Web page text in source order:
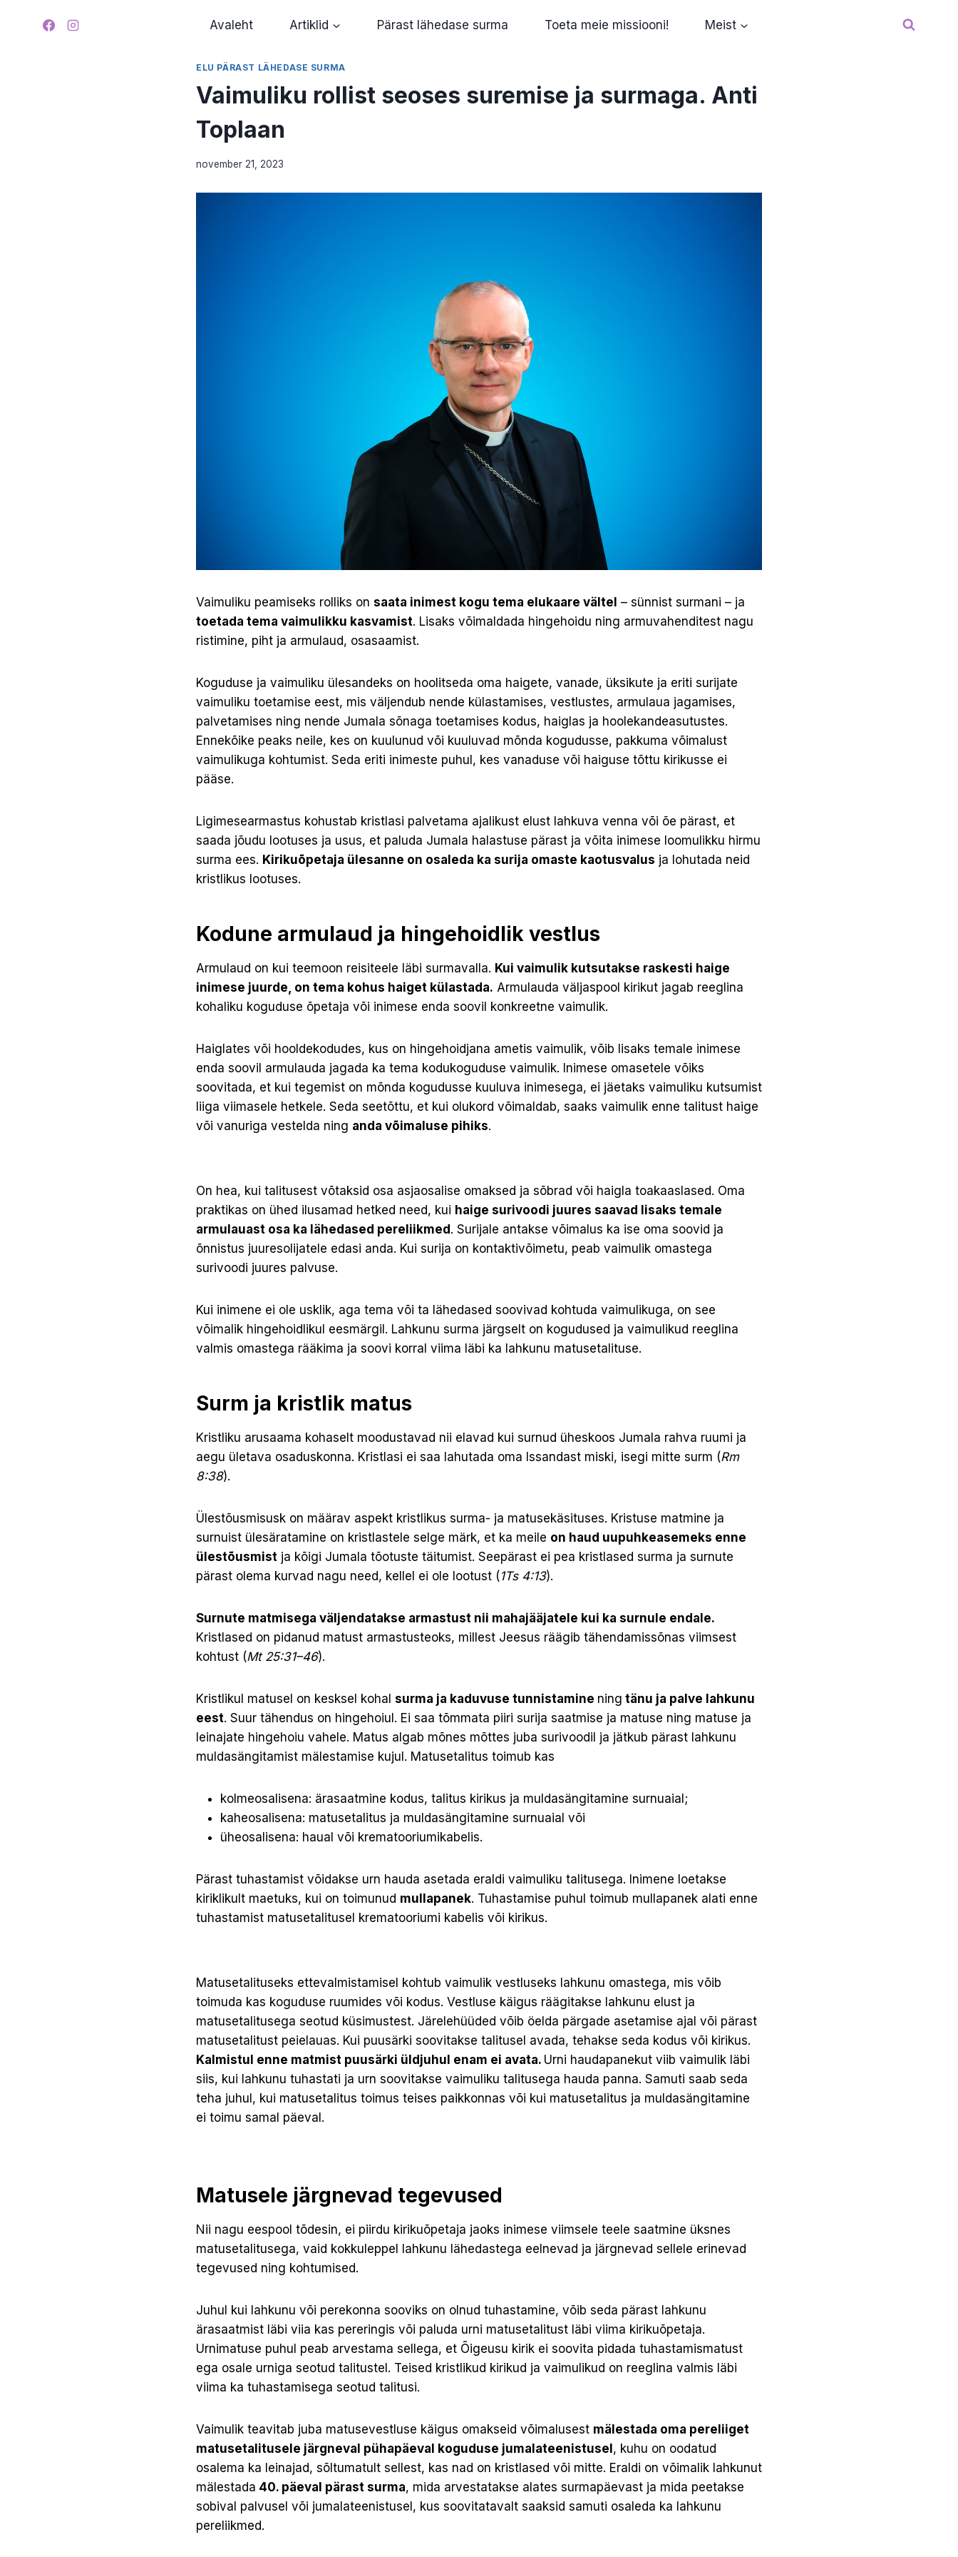
Avaleht Artiklid Pärast lähedase surma Toeta meie missiooni! Meist
ELU PÄRAST LÄHEDASE SURMA
Vaimuliku rollist seoses suremise ja surmaga. Anti
Toplaan
november 21, 2023
Vaimuliku peamiseks rolliks on saata inimest kogu tema elukaare vältel – sünnist surmani – ja
toetada tema vaimulikku kasvamist. Lisaks võimaldada hingehoidu ning armuvahenditest nagu
ristimine, piht ja armulaud, osasaamist.
Koguduse ja vaimuliku ülesandeks on hoolitseda oma haigete, vanade, üksikute ja eriti surijate
vaimuliku toetamise eest, mis väljendub nende külastamises, vestlustes, armulaua jagamises,
palvetamises ning nende Jumala sõnaga toeta­mises kodus, haiglas ja hoolekandeasutustes.
Ennekõike peaks neile, kes on kuulunud või kuuluvad mõnda kogudusse, pakkuma võimalust
vaimulikuga kohtumist. Seda eriti inimeste puhul, kes vanaduse või hai­guse tõttu kirikusse ei
pääse.
Ligimesearmastus kohustab kristlasi palvetama ajalikust elust lahkuva venna või õe pärast, et
saada jõudu lootuses ja usus, et paluda Jumala halastuse pärast ja võita inimese loomulikku hirmu
surma ees. Kirikuõpetaja ülesanne on osaleda ka suri­ja omaste kaotusvalus ja lohutada neid
kristlikus lootuses.
Kodune armulaud ja hingehoidlik vestlus
Ar­mulaud on kui teemoon reisiteele läbi surmavalla. Kui vaimulik kutsutakse raskesti haige
inimese juurde, on tema kohus haiget külastada. Armulauda väljaspool kirikut jagab reeglina
kohaliku koguduse õpetaja või inimese enda soovil konkreetne vaimulik.
Haiglates või hooldekodudes, kus on hingehoidjana ametis vaimulik, võib lisaks temale inimese
enda soovil armulauda jagada ka tema kodukoguduse vaimulik. Inimese omasetele võiks
soovitada, et kui tegemist on mõnda kogudusse kuuluva inimesega, ei jäetaks vaimuliku kutsumist
liiga viimasele hetkele. Seda seetõttu, et kui olukord võimaldab, saaks vaimulik enne talitust haige
või vanuriga vestelda ning anda võimaluse pihiks.
On hea, kui talitusest võtaksid osa asjaosalise omaksed ja sõbrad või haigla toakaasla­sed. Oma
praktikas on ühed ilusamad hetked need, kui haige surivoodi juures saavad lisaks temale
armulauast osa ka lähedased pereliikmed . Surijale antakse võimalus ka ise oma soovid ja
õnnistus juuresolijatele edasi anda. Kui surija on kontaktivõimetu, peab vaimulik omastega
surivoodi juures palvuse.
Kui inimene ei ole usklik, aga tema või ta lähedased soovivad kohtuda vaimulikuga, on see
võimalik hingehoidlikul eesmärgil. Lahkunu surma järgselt on kogudused ja vaimulikud reeglina
valmis omastega rääkima ja soovi korral viima läbi ka lahkunu matusetalituse.
Surm ja kristlik matus
Kristliku arusaama kohaselt moodustavad nii elavad kui surnud üheskoos Jumala rahva ruumi ja
aegu ületava osaduskonna. Kristlasi ei saa lahutada oma Issandast miski, isegi mitte surm (Rm
8:38).
Ülestõusmisusk on määrav aspekt kristlikus surma- ja matusekäsituses. Kristuse matmine ja
surnuist ülesäratamine on kristlastele selge märk, et ka meile on haud uupuhkeasemeks enne
ülestõusmist ja kõigi Jumala tõotuste täitumist. Seepärast ei pea kristlased surma ja surnute
pärast olema kurvad nagu need, kellel ei ole lootust ( 1Ts 4:13).
Surnute matmisega väljendatakse armastust nii mahajääjatele kui ka surnule endale.
Kristlased on pidanud matust armastusteoks, millest Jeesus räägib tähendamissõnas viimsest
kohtust (Mt 25:31–46).
Kristlikul matusel on kesksel kohal surma ja kaduvuse tunnistamine ning tänu ja palve lahkunu
eest. Suur tähendus on hingehoiul. Ei saa tõmmata piiri surija saatmise ja matuse ning matuse ja
leinajate hingehoiu vahele. Matus algab mõnes mõttes juba surivoodil ja jätkub pärast lahkunu
muldasän­gitamist mälestamise kujul. Matusetalitus toimub kas
kolmeosalisena: ärasaatmine kodus, talitus kirikus ja muldasängitamine surnuaial;
kaheosalisena: matusetalitus ja muldasängita­mine surnuaial või
üheosalisena: haual või krematooriumikabelis.
Pärast tuhastamist võidakse urn hauda asetada eraldi vaimuliku talitusega. Inimene loetakse
kiriklikult maetuks, kui on toimunud mullapanek. Tuhastamise puhul toimub mullapanek alati enne
tuhastamist matusetalitusel krematooriumi kabelis või kirikus.
Matusetalituseks ettevalmistamisel kohtub vaimulik vestluseks lahkunu omastega, mis võib
toimuda kas koguduse ruumides või kodus. Vestluse käigus räägitakse lahkunu elust ja
matusetalitusega seotud küsimustest. Järelehüüded võib öelda pärgade asetamise ajal või pärast
matusetalitust peielauas. Kui puusärki soovitakse talitusel avada, tehakse seda kodus või kirikus.
Kalmistul enne matmist puusärki üldju­hul enam ei avata. Urni haudapanekut viib vaimulik läbi
siis, kui lahkunu tuhastati ja urn soovitakse vaimuliku tali­tusega hauda panna. Samuti saab seda
teha juhul, kui matusetalitus toi­mus teises paikkonnas või kui matusetalitus ja muldasängitamine
ei toimu samal päe­val.
Matusele järgnevad tegevused
Nii nagu eespool tõdesin, ei piirdu kirikuõpetaja jaoks inimese viimsele teele saatmine üksnes
matusetalitusega, vaid kokkuleppel lahkunu lähedastega eelnevad ja järgnevad sellele erinevad
tegevused ning kohtumised.
Juhul kui lahkunu või perekonna sooviks on olnud tuhastamine, võib seda pärast lahkunu
ärasaatmist läbi viia kas pereringis või paluda urni matusetalitust läbi viima kirikuõpetaja.
Urnimatuse puhul peab arvestama sellega, et Õigeusu kirik ei soovita pidada tuhastamismatust
ega osale urniga seotud talitustel. Teised kristlikud kirikud ja vaimulikud on reeglina valmis läbi
viima ka tuhastamisega seotud talitusi.
Vaimulik teavitab juba matusevestluse käigus omakseid võimalusest mälestada oma pereliiget
matusetalitusele järgneval pühapäeval koguduse jumalateenistusel , kuhu on oodatud
osalema ka leinajad, sõltumatult sellest, kas nad on kristlased või mitte. Eraldi on võimalik lahkunut
mälestada 40. päeval pärast surma, mida arvestatakse alates surmapäevast ja mida peetakse
sobival palvusel või jumalateenistusel, kus soovitatavalt saaksid samuti osaleda ka lahkunu
pereliikmed.